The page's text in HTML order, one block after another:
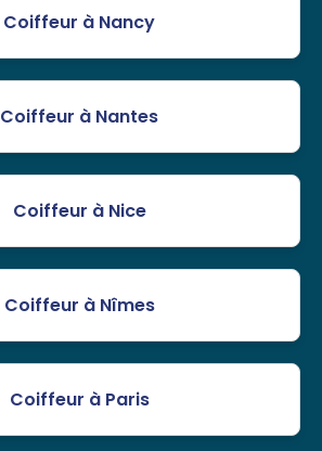
Coiffeur à Nancy
Coiffeur à Nantes
Coiffeur à Nice
Coiffeur à Nîmes
Coiffeur à Paris